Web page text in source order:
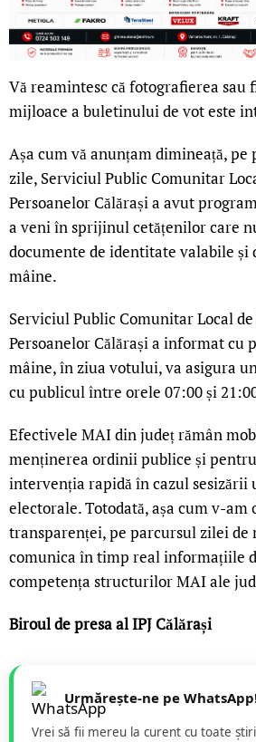
Vă reamintesc că fotografierea
mijloace a buletinului de vot este
Așa cum vă anunțam dimineață, pe
zile, Serviciul Public Comunitar
Persoanelor Călărași a avut
a veni în sprijinul cetățenilor care
documente de identitate valabile și
mâine.
Serviciul Public Comunitar Local de
Persoanelor Călărași a informat cu
mâine, în ziua votului, va asigura
cu publicul între orele 07:00 și
Efectivele MAI din județ rămân
menținerea ordinii publice și
intervenția rapidă în cazul sesizării
electorale. Totodată, așa cum v-
transparenței, pe parcursul zilei de
comunica în timp real informațiile
competența structurilor MAI ale
Biroul de presa al IPJ Călărași
Urmărește-ne pe
Vrei să fii mereu la curent cu toate